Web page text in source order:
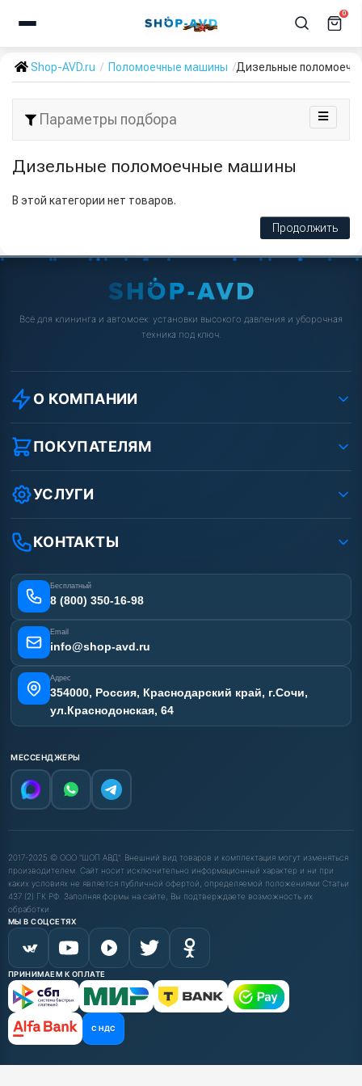
0
Shop-AVD.ru Поломоечные машины Дизельные
Параметры подбора
Дизельные поломоечные машины
В этой категории нет товаров.
Продолжить
Всё для клининга и автомоек: установки высокого давления и уборочная
техника под ключ.
О КОМПАНИИ
О компании
Реквизиты ООО «Шоп АВД»
Защита данных клиента
Условия соглашения
Вакансии
Статьи
ПОКУПАТЕЛЯМ
Как заказать?
Оплата
Доставка
Лизинг
Получить скидку
УСЛУГИ
Ремонт АВД
Сертификаты
Наши работы
Отзывы наших клиентов
Карта сайта
КОНТАКТЫ
Бесплатный
8 (800) 350-16-98
Email
info@shop-avd.ru
Адрес
354000, Россия, Краснодарский край, г.Сочи,
ул.Краснодонская, 64
МЕССЕНДЖЕРЫ
2017-2025 © ООО "ШОП АВД". Внешний вид товаров и комплектация могут изменяться
производителем. Сайт носит исключительно информационный характер и ни при
каких условиях не является публичной офертой, определяемой положениями Статьи
437 (2) ГК РФ. Заполняя формы на сайте, Вы подтверждаете возможность их
обработки.
МЫ В СОЦСЕТЯХ
ПРИНИМАЕМ К ОПЛАТЕ
С НДС